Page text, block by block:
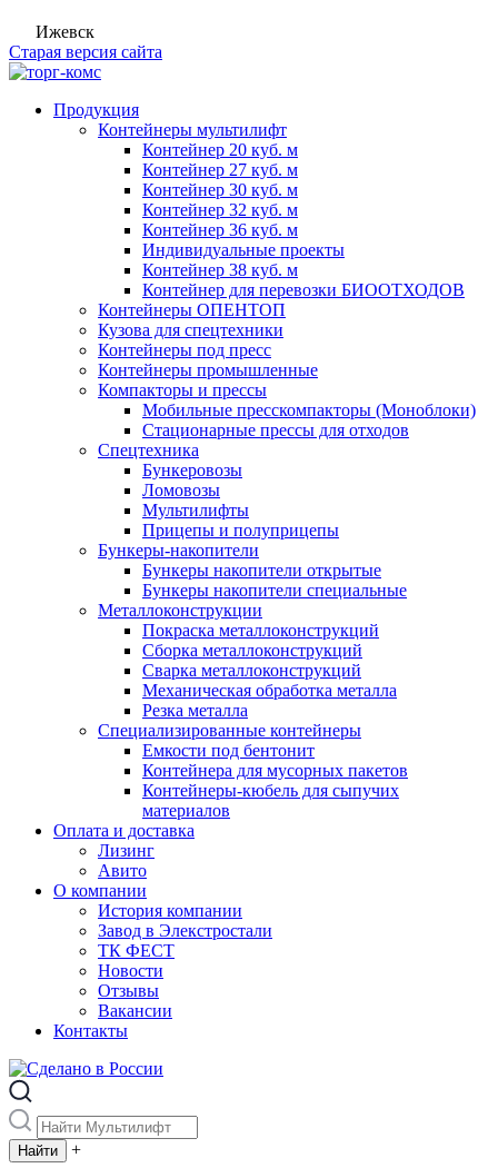
Ижевск
Старая версия сайта
Продукция
Контейнеры мультилифт
Контейнер 20 куб. м
Контейнер 27 куб. м
Контейнер 30 куб. м
Контейнер 32 куб. м
Контейнер 36 куб. м
Индивидуальные проекты
Контейнер 38 куб. м
Контейнер для перевозки БИООТХОДОВ
Контейнеры ОПЕНТОП
Кузова для спецтехники
Контейнеры под пресс
Контейнеры промышленные
Компакторы и прессы
Мобильные пресскомпакторы (Моноблоки)
Стационарные прессы для отходов
Спецтехника
Бункеровозы
Ломовозы
Мультилифты
Прицепы и полуприцепы
Бункеры-накопители
Бункеры накопители открытые
Бункеры накопители специальные
Металлоконструкции
Покраска металлоконструкций
Сборка металлоконструкций
Сварка металлоконструкций
Механическая обработка металла
Резка металла
Специализированные контейнеры
Емкости под бентонит
Контейнера для мусорных пакетов
Контейнеры-кюбель для сыпучих
материалов
Оплата и доставка
Лизинг
Авито
О компании
История компании
Завод в Элекстростали
ТК ФЕСТ
Новости
Отзывы
Вакансии
Контакты
+